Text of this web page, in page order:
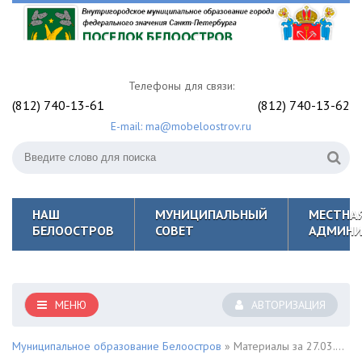
Телефоны для связи:
(812) 740-13-61 (812) 740-13-62
E-mail: ma@mobeloostrov.ru
НАШ
БЕЛООСТРОВ
МУНИЦИПАЛЬНЫЙ
СОВЕТ
АВТОРИЗАЦИЯ
МЕНЮ
Муниципальное образование Белоостров » Материалы за 27.03.2023